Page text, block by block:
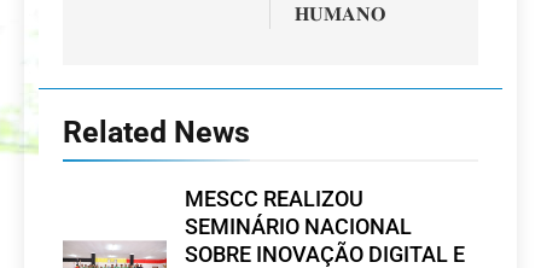
𝐇𝐔𝐌𝐀𝐍𝐎
Related News
MESCC REALIZOU
SEMINÁRIO NACIONAL
SOBRE INOVAÇÃO DIGITAL E